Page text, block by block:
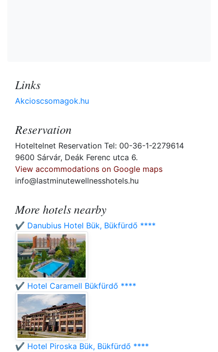
Links
Akcioscsomagok.hu
Reservation
Hoteltelnet Reservation Tel: 00-36-1-2279614
9600 Sárvár, Deák Ferenc utca 6.
View accommodations on Google maps
info@lastminutewellnesshotels.hu
More hotels nearby
✔️ Danubius Hotel Bük, Bükfürdő ****
✔️ Hotel Caramell Bükfürdő ****
✔️ Hotel Piroska Bük, Bükfürdő ****